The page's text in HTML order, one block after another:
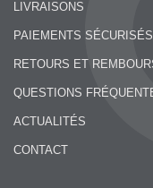
LIVRAISONS
PAIEMENTS SÉCURISÉS
RETOURS ET
QUESTIONS
ACTUALITÉS
CONTACT